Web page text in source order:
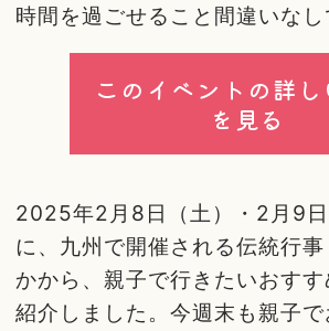
時間を過ごせること間違いなし
このイベントの詳
を見る
2025年2月8日（土）・2月9
に、九州で開催される伝統行
かから、親子で行きたいおす
紹介しました。今週末も親子